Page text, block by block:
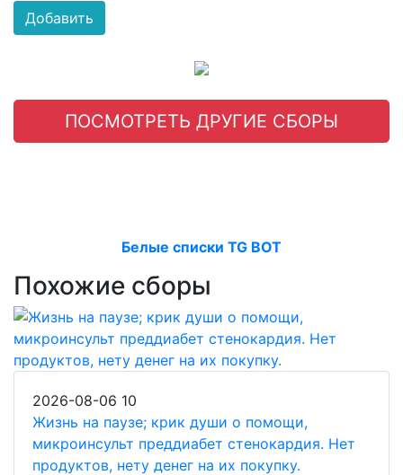
Добавить
ПОСМОТРЕТЬ ДРУГИЕ СБОРЫ
Белые списки TG BOT
Похожие сборы
2026-08-06 10
Жизнь на паузе; крик души о помощи,
микроинсульт преддиабет стенокардия. Нет
продуктов, нету денег на их покупку.